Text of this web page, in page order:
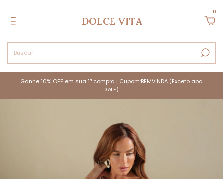
DOLCE VITA
0
Ganhe 10% OFF em sua 1ª compra | Cupom:BEMVINDA (Exceto aba
SALE)